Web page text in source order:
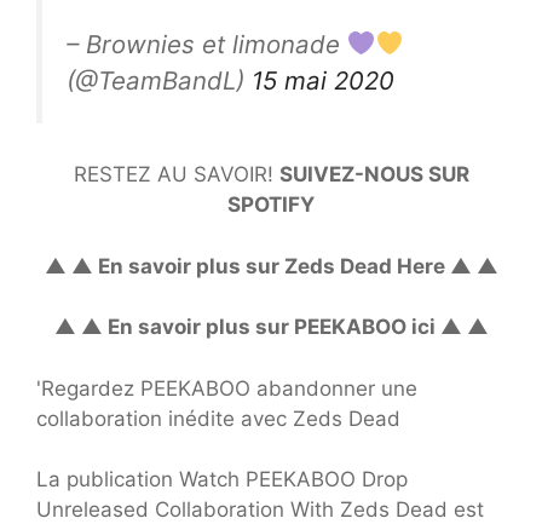
– Brownies et limonade
(@TeamBandL) 15 mai 2020
RESTEZ AU SAVOIR! SUIVEZ-NOUS SUR
SPOTIFY
▲ ▲ En savoir plus sur Zeds Dead Here ▲ ▲
▲ ▲ En savoir plus sur PEEKABOO ici ▲ ▲
'Regardez PEEKABOO abandonner une
collaboration inédite avec Zeds Dead
La publication Watch PEEKABOO Drop
Unreleased Collaboration With Zeds Dead est